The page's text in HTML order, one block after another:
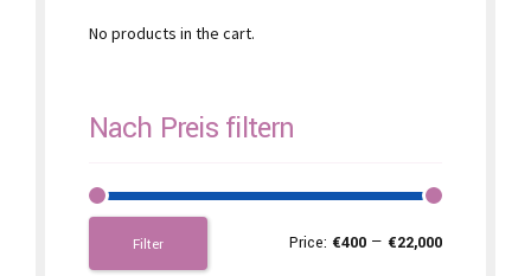
No products in the cart.
Nach Preis filtern
Filter Price: €400 — €22,000